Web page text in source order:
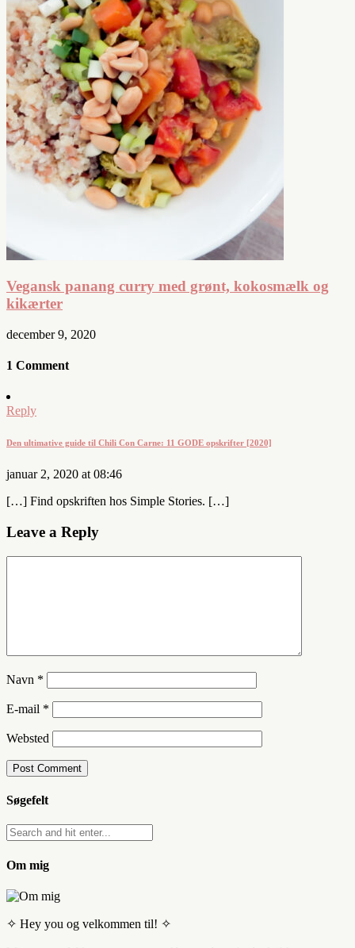
Vegansk panang curry med grønt, kokosmælk og
kikærter
december 9, 2020
1 Comment
Reply
Den ultimative guide til Chili Con Carne: 11 GODE opskrifter [2020]
januar 2, 2020 at 08:46
[…] Find opskriften hos Simple Stories. […]
Leave a Reply
Navn *
E-mail *
Websted
Søgefelt
Om mig
✧ Hey you og velkommen til! ✧